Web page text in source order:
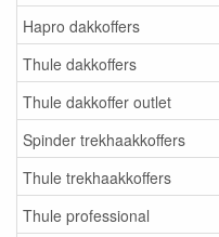
Hapro dakkoffers
Thule dakkoffers
Thule dakkoffer outlet
Spinder trekhaakkoffers
Thule trekhaakkoffers
Thule professional